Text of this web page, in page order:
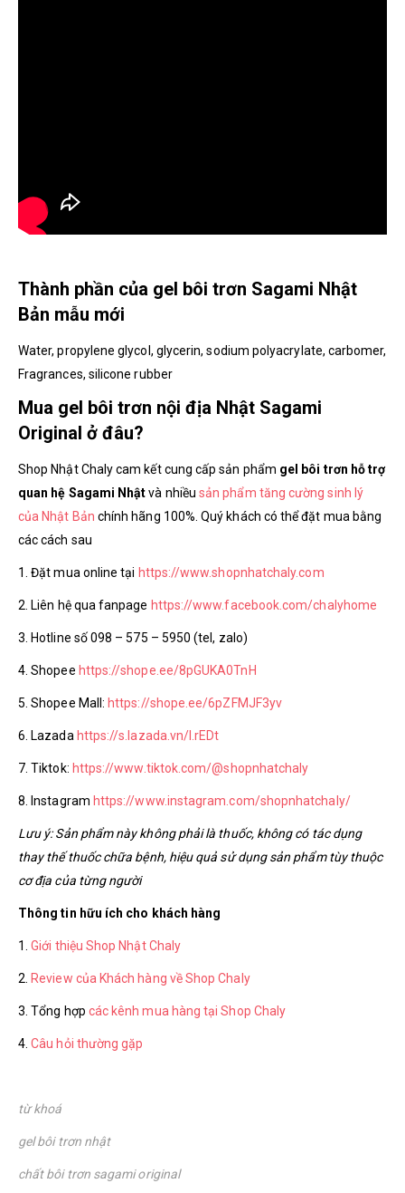
Thành phần của gel bôi trơn Sagami Nhật
Bản mẫu mới
Water, propylene glycol, glycerin, sodium polyacrylate, carbomer,
Fragrances, silicone rubber
Mua gel bôi trơn nội địa Nhật Sagami
Original ở đâu?
Shop Nhật Chaly cam kết cung cấp sản phẩm gel bôi trơn hỗ trợ
quan hệ Sagami Nhậtvà nhiềusản phẩm tăng cường sinh lý
của Nhật Bản chính hãng 100%. Quý khách có thể đặt mua bằng
các cách sau
1. Đặt mua online tại https://www.shopnhatchaly.com
2. Liên hệ qua fanpage https://www.facebook.com/chalyhome
3. Hotline số 098 – 575 – 5950 (tel, zalo)
4. Shopee https://shope.ee/8pGUKA0TnH
5. Shopee Mall: https://shope.ee/6pZFMJF3yv
6. Lazada https://s.lazada.vn/l.rEDt
7. Tiktok: https://www.tiktok.com/@shopnhatchaly
8. Instagram https://www.instagram.com/shopnhatchaly/
Lưu ý: Sản phẩm này không phải là thuốc, không có tác dụng
thay thế thuốc chữa bệnh, hiệu quả sử dụng sản phẩm tùy thuộc
cơ địa của từng người
Thông tin hữu ích cho khách hàng
1.Giới thiệu Shop Nhật Chaly
2. Review của Khách hàng về Shop Chaly
3. Tổng hợp các kênh mua hàng tại Shop Chaly
4.Câu hỏi thường gặp
từ khoá
gel bôi trơn nhật
chất bôi trơn sagami original